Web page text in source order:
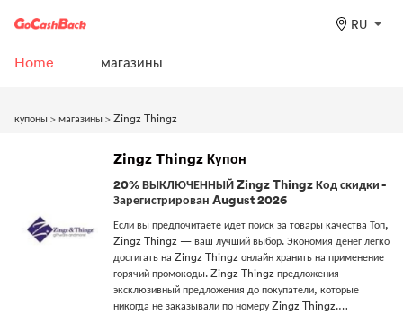
RU
Home магазины
купоны >магазины >Zingz Thingz
Zingz Thingz Купон
20% ВЫКЛЮЧЕННЫЙ Zingz Thingz Код скидки -
Зарегистрирован August 2026
Если вы предпочитаете идет поиск за товары качества Топ,
Zingz Thingz — ваш лучший выбор. Экономия денег легко
достигать на Zingz Thingz онлайн хранить на применение
горячий промокоды. Zingz Thingz предложения
эксклюзивный предложения до покупатели, которые
никогда не заказывали по номеру Zingz Thingz.